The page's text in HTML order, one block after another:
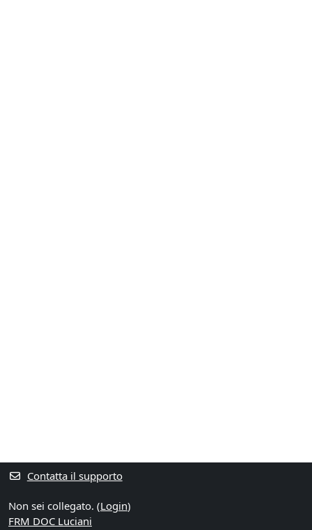
Contatta il supporto
Non sei collegato. (Login)
FRM DOC Luciani